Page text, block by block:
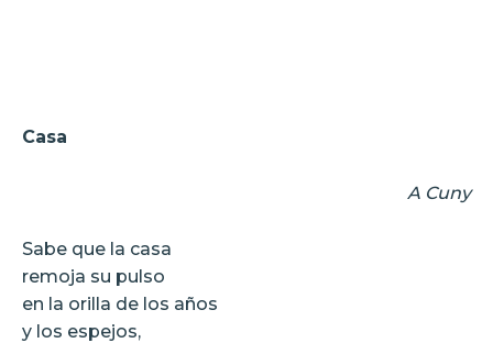
Casa
A Cuny
Sabe que la casa
remoja su pulso
en la orilla de los años
y los espejos,